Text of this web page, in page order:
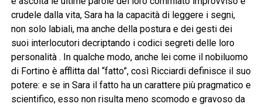
crudele dalla vita, Sara ha la capacità di leggere i segni,
non solo labiali, ma anche della postura e dei gesti dei
suoi interlocutori decriptando i codici segreti delle loro
personalità . In qualche modo, anche lei come il nobiluomo
di Fortino è afflitta dal “fatto”, così Ricciardi definisce il suo
potere: e se in Sara il fatto ha un carattere più pragmatico e
scientifico, esso non risulta meno scomodo e gravoso da